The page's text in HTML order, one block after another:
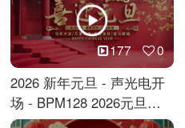
177 0
2026 新年元旦 - 声光电开
场 - BPM128 2026元旦马
年